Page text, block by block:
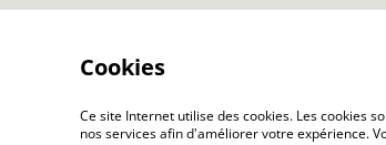
Cookies
Ce site Internet utilise des cookies. Les cookies
nos services afin d'améliorer votre expérience.